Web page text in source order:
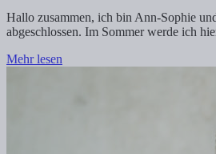
Hallo zusammen, ich bin Ann-Sophie
abgeschlossen. Im Sommer werde ich
Mehr lesen